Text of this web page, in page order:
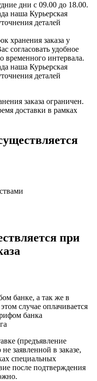
дни с 09.00 до 18.00.
наша Курьерская
деталей
хранения заказа у
согласовать удобное
временного интервала.
наша Курьерская
деталей
заказа ограничен.
доставки в рамках
при
банке, а так же в
случае оплачивается
банка
(предъявление
заявленной в заказе,
специальных
после подтверждения